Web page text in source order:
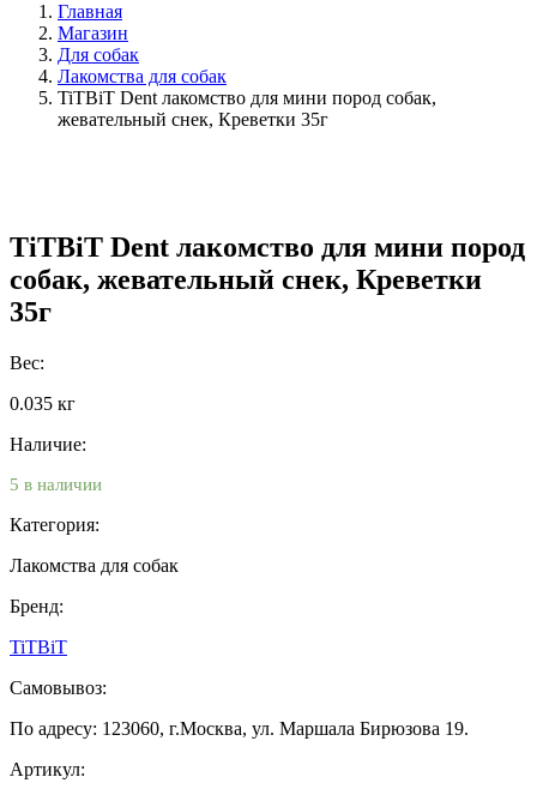
Главная
Магазин
Для собак
Лакомства для собак
TiTBiT Dent лакомство для мини пород собак,
жевательный снек, Креветки 35г
TiTBiT Dent лакомство для мини пород
собак, жевательный снек, Креветки
35г
Вес:
0.035 кг
Наличие:
5 в наличии
Категория:
Лакомства для собак
Бренд:
TiTBiT
Самовывоз:
По адресу: 123060, г.Москва, ул. Маршала Бирюзова 19.
Артикул: